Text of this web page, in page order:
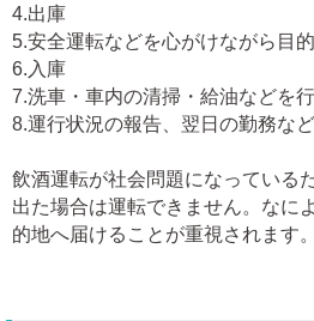
4.出庫
5.安全運転などを心がけながら目
6.入庫
7.洗車・車内の清掃・給油などを
8.運行状況の報告、翌日の勤務な
飲酒運転が社会問題になっている
出た場合は運転できません。なに
的地へ届けることが重視されます。